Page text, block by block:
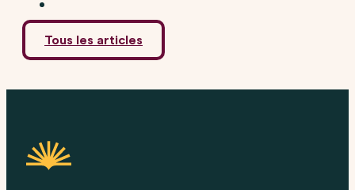
Tous les articles